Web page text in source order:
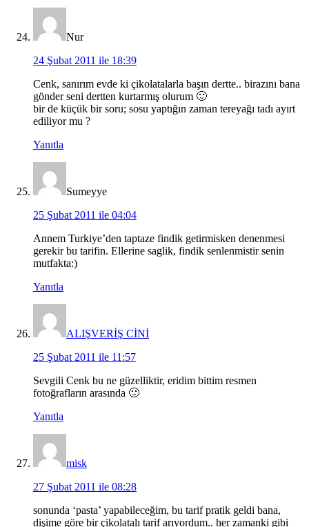
Nur
24 Şubat 2011 ile 18:39
Cenk, sanırım evde ki çikolatalarla başın dertte.. birazını bana
gönder seni dertten kurtarmış olurum 🙂
bir de küçük bir soru; sosu yaptığın zaman tereyağı tadı ayırt
ediliyor mu ?
Yanıtla
Sumeyye
25 Şubat 2011 ile 04:04
Annem Turkiye’den taptaze findik getirmisken denenmesi
gerekir bu tarifin. Ellerine saglik, findik senlenmistir senin
mutfakta:)
Yanıtla
ALIŞVERİŞ CİNİ
25 Şubat 2011 ile 11:57
Sevgili Cenk bu ne güzelliktir, eridim bittim resmen
fotoğrafların arasında 🙂
Yanıtla
misk
27 Şubat 2011 ile 08:28
sonunda ‘pasta’ yapabileceğim, bu tarif pratik geldi bana,
dişime göre bir çikolatalı tarif arıyordum.. her zamanki gibi